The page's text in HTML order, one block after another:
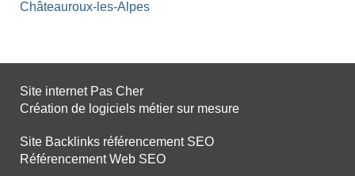
Châteauroux-les-Alpes
Site internet Pas Cher
Création de logiciels métier sur mesure
Site Backlinks référencement SEO
Référencement Web SEO